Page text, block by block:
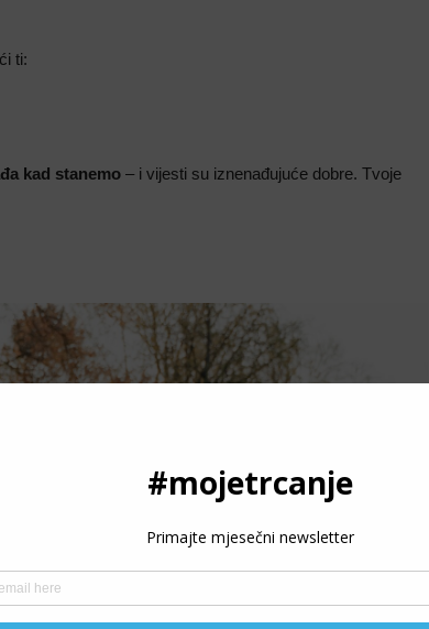
ti:
kad stanemo – i vijesti su iznenađujuće dobre. Tvoje